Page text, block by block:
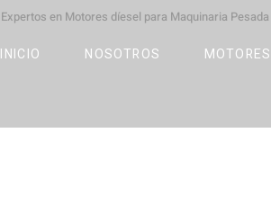
Expertos en Motores díesel para Maquinaria Pesada
INICIO NOSOTROS MOTORES